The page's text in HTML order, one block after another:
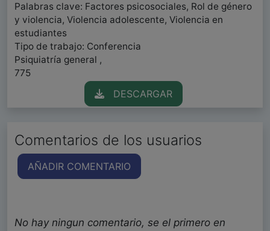
Palabras clave: Factores psicosociales, Rol de género
y violencia, Violencia adolescente, Violencia en
estudiantes
Tipo de trabajo: Conferencia
Psiquiatría general ,
775
DESCARGAR
Comentarios de los usuarios
AÑADIR COMENTARIO
No hay ningun comentario, se el primero en